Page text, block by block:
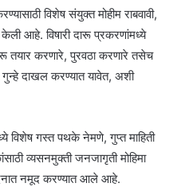
विशेष संयुक्त मोहीम राबवावी,
आहे. विषारी दारू प्रकरणांमध्ये
तयार करणारे, पुरवठा करणारे तसेच
गुन्हे दाखल करण्यात यावेत, अशी
विशेष गस्त पथके नेमणे, गुप्त माहिती
व्यसनमुक्ती जनजागृती मोहिमा
नमूद करण्यात आले आहे.